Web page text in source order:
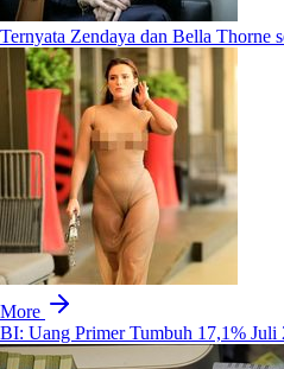
Ternyata Zendaya dan Bella Thorne
More
BI: Uang Primer Tumbuh 17,1% Juli